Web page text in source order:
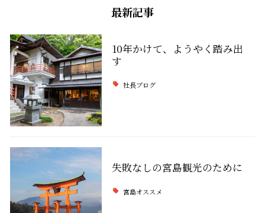
最新記事
10年かけて、ようやく踏み出
す
社長ブログ
失敗なしの宮島観光のために
宮島オススメ